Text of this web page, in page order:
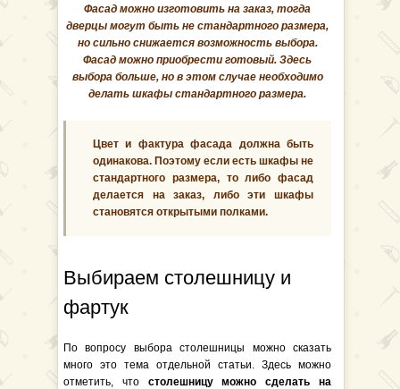
Фасад можно изготовить на заказ, тогда
дверцы могут быть не стандартного размера,
но сильно снижается возможность выбора.
Фасад можно приобрести готовый. Здесь
выбора больше, но в этом случае необходимо
делать шкафы стандартного размера.
Цвет и фактура фасада должна быть
одинакова. Поэтому если есть шкафы не
стандартного размера, то либо фасад
делается на заказ, либо эти шкафы
становятся открытыми полками.
Выбираем столешницу и
фартук
По вопросу выбора столешницы можно сказать
много это тема отдельной статьи. Здесь можно
отметить, что столешницу можно сделать на